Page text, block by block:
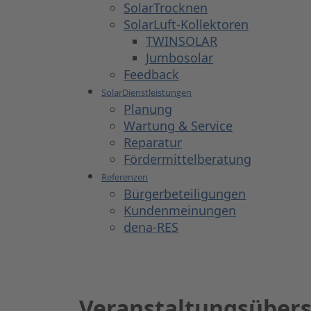
SolarTrocknen
SolarLuft-Kollektoren
TWINSOLAR
Jumbosolar
Feedback
SolarDienstleistungen
Planung
Wartung & Service
Reparatur
Fördermittelberatung
Referenzen
Bürgerbeteiligungen
Kundenmeinungen
dena-RES